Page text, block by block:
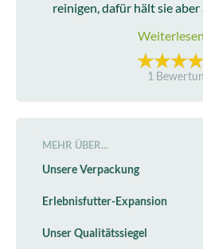
reinigen, dafür hält sie
Weiterlesen
1
MEHR ÜBER...
Unsere Verpackung
Erlebnisfutter-Expansion
Unser Qualitätssiegel